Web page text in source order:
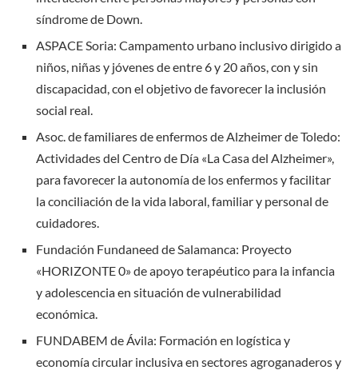
síndrome de Down.
ASPACE Soria: Campamento urbano inclusivo dirigido a
niños, niñas y jóvenes de entre 6 y 20 años, con y sin
discapacidad, con el objetivo de favorecer la inclusión
social real.
Asoc. de familiares de enfermos de Alzheimer de Toledo:
Actividades del Centro de Día «La Casa del Alzheimer»,
para favorecer la autonomía de los enfermos y facilitar
la conciliación de la vida laboral, familiar y personal de
cuidadores.
Fundación Fundaneed de Salamanca: Proyecto
«HORIZONTE 0» de apoyo terapéutico para la infancia
y adolescencia en situación de vulnerabilidad
económica.
FUNDABEM de Ávila: Formación en logística y
economía circular inclusiva en sectores agroganaderos y